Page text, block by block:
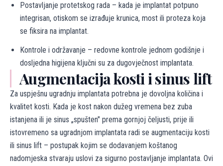
Postavljanje protetskog rada – kada je implantat potpuno
integrisan, otiskom se izrađuje krunica, most ili proteza koja
se fiksira na implantat.
Kontrole i održavanje – redovne kontrole jednom godišnje i
dosljedna higijena ključni su za dugovječnost implantata.
Augmentacija kosti i sinus lift
Za uspješnu ugradnju implantata potrebna je dovoljna količina i
kvalitet kosti. Kada je kost nakon dužeg vremena bez zuba
istanjena ili je sinus „spušten" prema gornjoj čeljusti, prije ili
istovremeno sa ugradnjom implantata radi se augmentaciju kosti
ili sinus lift – postupak kojim se dodavanjem koštanog
nadomjeska stvaraju uslovi za sigurno postavljanje implantata. Ovi